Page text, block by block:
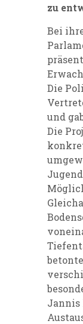
zu
Bei
Die
und
Die
Jannis